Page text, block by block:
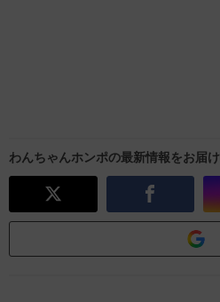
わんちゃんホンポの最新情報をお届け